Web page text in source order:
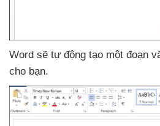
Word sẽ tự động tạo một đoạn
cho bạn.